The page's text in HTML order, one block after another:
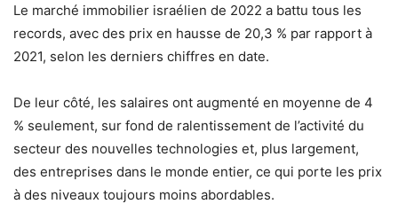
Le marché immobilier israélien de 2022 a battu tous les
records, avec des prix en hausse de 20,3 % par rapport à
2021, selon les derniers chiffres en date.
De leur côté, les salaires ont augmenté en moyenne de 4
% seulement, sur fond de ralentissement de l’activité du
secteur des nouvelles technologies et, plus largement,
des entreprises dans le monde entier, ce qui porte les prix
à des niveaux toujours moins abordables.